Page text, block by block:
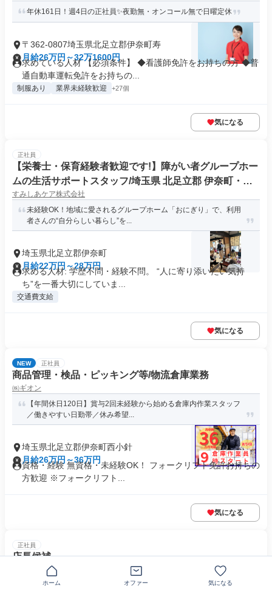
年休161日！週4日の正社員✨夜勤無・オンコール無で日曜定休
〒362-0807埼玉県北足立郡伊奈町寿
月給26万円～32万1600円
求めている人材 【必須条件】 ◆看護師免許をお持ちの方 ◆普
通自動車運転免許をお持ちの...
制服あり 業界未経験歓迎 +27個
気になる
正社員
【栄養士・保育経験者歓迎です!】障がい者グループホー
ムの生活サポートスタッフ/埼玉県 北足立郡 伊奈町・月
給22万〜・残業なし
すみしあケア株式会社
未経験OK！地域に愛されるグループホーム「おにぎり」で、利用
者さんの“自分らしい暮らし”を...
埼玉県北足立郡伊奈町
月給22万円～28万円
求める人材: 学歴不問・経験不問。 “人に寄り添いたい気持
ち”を一番大切にしていま...
交通費支給
気になる
NEW 正社員
商品管理・検品・ピッキング等/物流倉庫業務
㈱ギオン
【年間休日120日】賞与2回未経験から始める倉庫内作業スタッフ
／働きやすい日勤帯／休み希望...
埼玉県北足立郡伊奈町西小針
月給26万円～36万円
資格・経験 無資格・未経験OK！ フォークリフト免許お持ちの
方歓迎 ※フォークリフト...
気になる
正社員
店長候補
ＣＳリレーションズ株式会社
【NO VISA SUPPORT】携帯販売経験があれば◎店長候補からスタ
ホーム オファー 気になる